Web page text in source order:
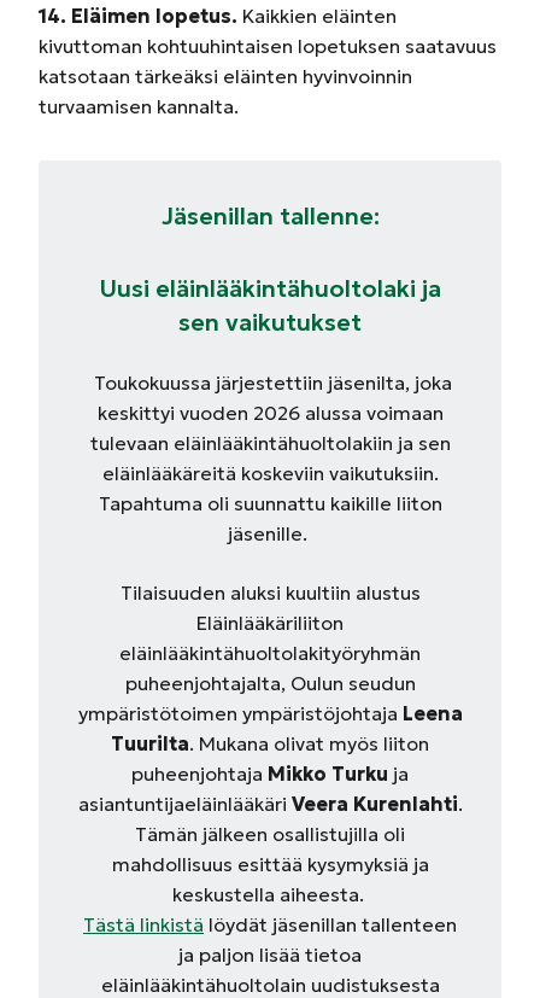
14. Eläimen lopetus. Kaikkien eläinten
kivuttoman kohtuuhintaisen lopetuksen saatavuus
katsotaan tärkeäksi eläinten hyvinvoinnin
turvaamisen kannalta.
Jäsenillan tallenne:
Uusi eläinlääkintähuoltolaki ja
sen vaikutukset
Toukokuussa järjestettiin jäsenilta, joka
keskittyi vuoden 2026 alussa voimaan
tulevaan eläinlääkintähuoltolakiin ja sen
eläinlääkäreitä koskeviin vaikutuksiin.
Tapahtuma oli suunnattu kaikille liiton
jäsenille.
Tilaisuuden aluksi kuultiin alustus
Eläinlääkäriliiton
eläinlääkintähuoltolakityöryhmän
puheenjohtajalta, Oulun seudun
ympäristötoimen ympäristöjohtaja Leena
Tuurilta. Mukana olivat myös liiton
puheenjohtaja Mikko Turku ja
asiantuntijaeläinlääkäri Veera Kurenlahti.
Tämän jälkeen osallistujilla oli
mahdollisuus esittää kysymyksiä ja
keskustella aiheesta.
Tästä linkistä löydät jäsenillan tallenteen
ja paljon lisää tietoa
eläinlääkintähuoltolain uudistuksesta